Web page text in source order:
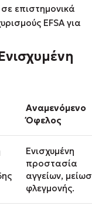
επιστημονικά
EFSA για
Αναμενόμενο
Όφελος
Ενισχυμένη
προστασία
αγγείων,
φλεγμονής.